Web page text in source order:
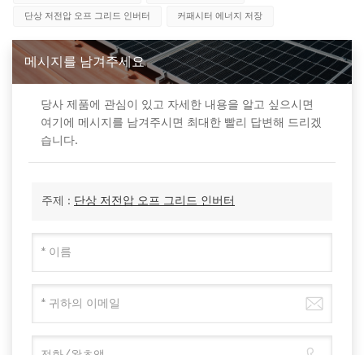
단상 저전압 오프 그리드 인버터 커패시터 에너지 저장
메시지를 남겨주세요
당사 제품에 관심이 있고 자세한 내용을 알고 싶으시면
여기에 메시지를 남겨주시면 최대한 빨리 답변해 드리겠
습니다.
주제 : 단상 저전압 오프 그리드 인버터